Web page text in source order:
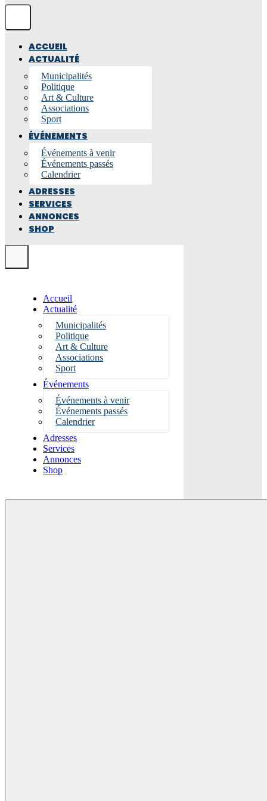
ACCUEIL
ACTUALITÉ
Municipalités
Politique
Art & Culture
Associations
Sport
ÉVÉNEMENTS
Événements à venir
Événements passés
Calendrier
ADRESSES
SERVICES
ANNONCES
SHOP
Accueil
Actualité
Municipalités
Politique
Art & Culture
Associations
Sport
Événements
Événements à venir
Événements passés
Calendrier
Adresses
Services
Annonces
Shop